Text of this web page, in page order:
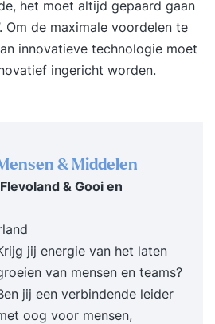
die je alle aspecten van de
praktijkgerichte oefeningen.
met de software tot je
Na de cursus Lightroom
verdienen & meer
het moet altijd gepaard gaan
Om de maximale voordelen te
innovatieve technologie moet
ingericht worden.
& Middelen
& Gooi en
jij energie van het laten
van mensen en teams?
jij een verbindende leider
oog voor mensen,